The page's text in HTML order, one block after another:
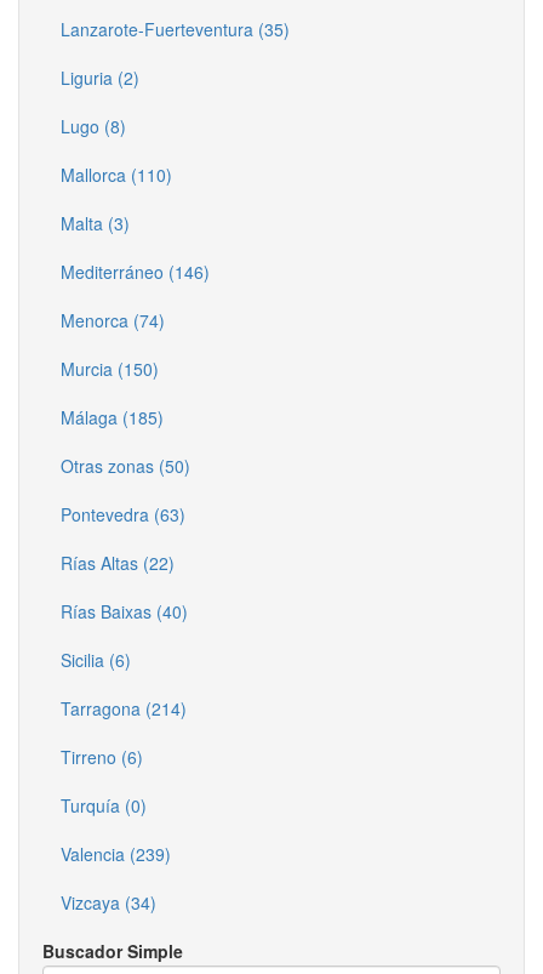
Lanzarote-Fuerteventura (35)
Liguria (2)
Lugo (8)
Mallorca (110)
Malta (3)
Mediterráneo (146)
Menorca (74)
Murcia (150)
Málaga (185)
Otras zonas (50)
Pontevedra (63)
Rías Altas (22)
Rías Baixas (40)
Sicilia (6)
Tarragona (214)
Tirreno (6)
Turquía (0)
Valencia (239)
Vizcaya (34)
Buscador Simple